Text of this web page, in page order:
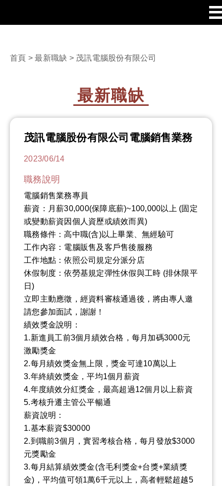
首頁 >最新職缺 > 茂訊電腦股份有限公司
最新職缺
茂訊電腦股份有限公司電腦銷售業務
2023/06/14
職務說明
電腦銷售業務專員
薪資：月薪30,000(保障底薪)~100,000以上 (固定
或變動薪資因個人資歷或績效而異)
職務條件：高中職(含)以上畢業、無經驗可
工作內容：電腦販售及客戶售後服務
工作地點：依照公司規定分派分店
休假制度：依勞基規定彈性休假與工時 (排休限平
日)
立即主動應徵，經資料審核通過後，將由專人邀
請您參加面試，謝謝！
績效獎金說明：
1.新進員工前3個月績效合格，每月加碼3000元
激勵獎金
2.每月績效獎金無上限，獎金可達10萬以上
3.年終績效獎金，平均1個月薪資
4.年度績效分紅獎金，最高超過12個月以上薪資
5.考核升遷主管公平暢通
薪資說明：
1.基本薪資$30000
2.到職前3個月，實習考核合格，每月發放$3000
元獎勵金
3.每月結算績效獎金(含毛利獎金+台獎+業績獎
金)，平均值可領1萬6千元以上，高者輕鬆超越5